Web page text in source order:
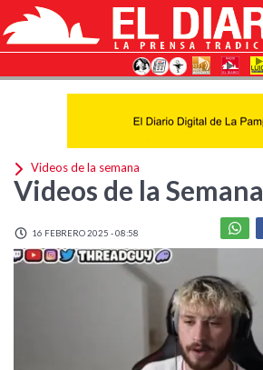
Videos de la semana
Videos de la Semana
16 FEBRERO 2025 - 08:58